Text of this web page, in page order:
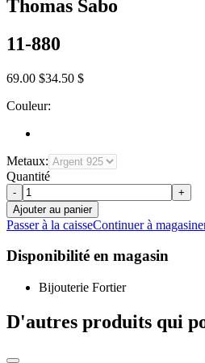
Thomas Sabo
11-880
69.00 $34.50 $
Couleur:
Metaux:
Quantité
-
+
Ajouter au panier
Passer à la caisseContinuer à
Disponibilité en magasin
Bijouterie Fortier
D'autres produits qui